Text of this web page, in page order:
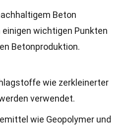
Beton
wichtigen Punkten
Betonproduktion.
wie zerkleinerter
verwendet.
wie Geopolymer und